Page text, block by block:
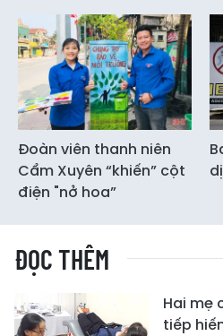
Đoàn viên thanh niên
Cẩm Xuyên “khiến” cột
điện "nở hoa”
ĐỌC THÊM
Hai mẹ
tiếp